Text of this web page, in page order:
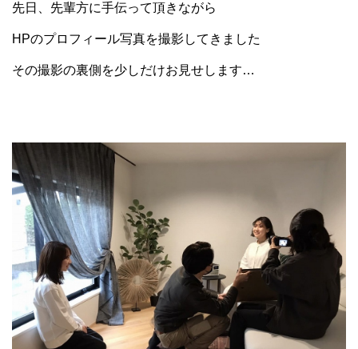
先日、先輩方に手伝って頂きながら
HPのプロフィール写真を撮影してきました
その撮影の裏側を少しだけお見せします…